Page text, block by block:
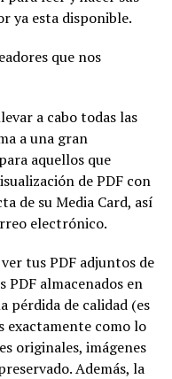
ya esta disponible.
que nos
a cabo todas las
a una gran
aquellos que
de PDF con
de su Media Card, así
electrónico.
tus PDF adjuntos de
almacenados en
pérdida de calidad (es
exactamente como lo
originales, imágenes
Además, la